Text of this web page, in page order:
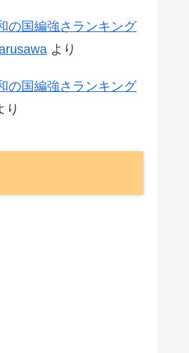
国編強さランキング
より
国編強さランキング
り